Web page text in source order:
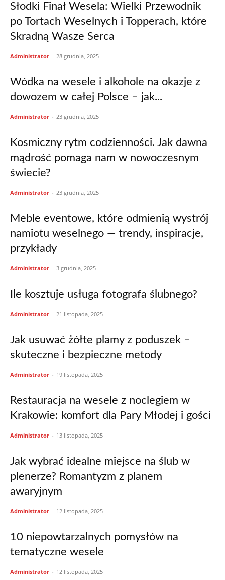
Słodki Finał Wesela: Wielki Przewodnik
po Tortach Weselnych i Topperach, które
Skradną Wasze Serca
Administrator - 28 grudnia, 2025
Wódka na wesele i alkohole na okazje z
dowozem w całej Polsce – jak...
Administrator - 23 grudnia, 2025
Kosmiczny rytm codzienności. Jak dawna
mądrość pomaga nam w nowoczesnym
świecie?
Administrator - 23 grudnia, 2025
Meble eventowe, które odmienią wystrój
namiotu weselnego — trendy, inspiracje,
przykłady
Administrator - 3 grudnia, 2025
Ile kosztuje usługa fotografa ślubnego?
Administrator - 21 listopada, 2025
Jak usuwać żółte plamy z poduszek –
skuteczne i bezpieczne metody
Administrator - 19 listopada, 2025
Restauracja na wesele z noclegiem w
Krakowie: komfort dla Pary Młodej i gości
Administrator - 13 listopada, 2025
Jak wybrać idealne miejsce na ślub w
plenerze? Romantyzm z planem
awaryjnym
Administrator - 12 listopada, 2025
10 niepowtarzalnych pomysłów na
tematyczne wesele
Administrator - 12 listopada, 2025